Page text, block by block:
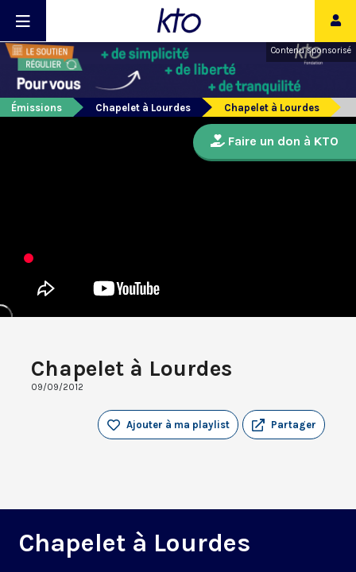
Contenu sponsorisé
Émissions Chapelet à Lourdes Chapelet à Lourdes
Chapelet à Lourdes
09/09/2012
Partager
Ajouter à ma playlist
Chapelet à Lourdes
Faire un don à KTO